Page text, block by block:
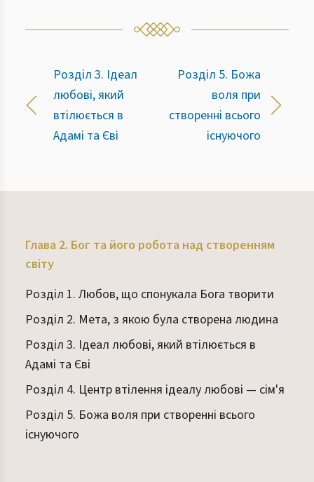
Розділ 3. Ідеал
любові, який
втілюється в
Адамі та Єві
Розділ 5. Божа
воля при
створенні всього
існуючого
Глава 2. Бог та його робота над створенням
світу
Розділ 1. Любов, що спонукала Бога творити
Розділ 2. Мета, з якою була створена людина
Розділ 3. Ідеал любові, який втілюється в
Адамі та Єві
Розділ 4. Центр втілення ідеалу любові — сім'я
Розділ 5. Божа воля при створенні всього
існуючого